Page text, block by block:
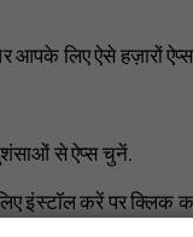
आपके लिए ऐसे हज़ारों
से ऐप्स चुनें.
इंस्टॉल करेंपर क्लिक